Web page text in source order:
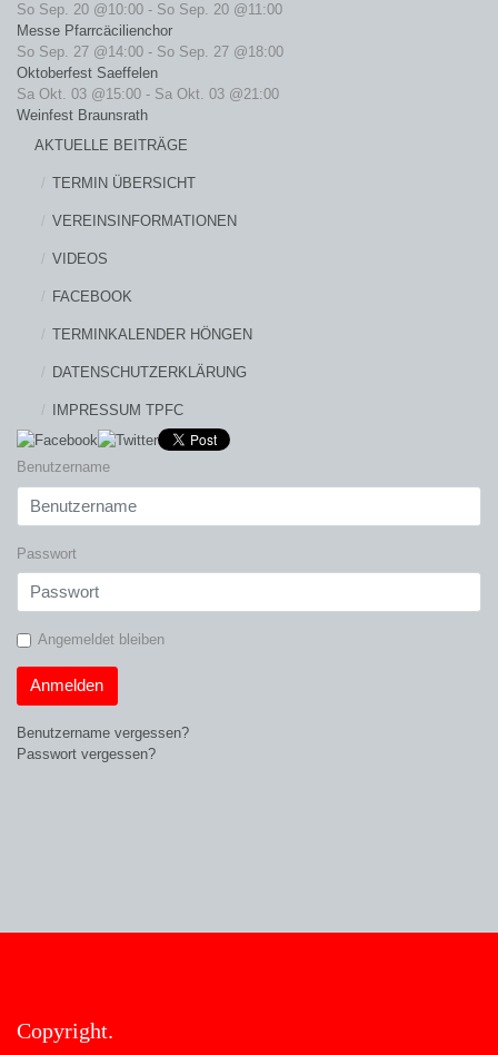
So Sep. 20 @10:00 - So Sep. 20 @11:00
Messe Pfarrcäcilienchor
So Sep. 27 @14:00 - So Sep. 27 @18:00
Oktoberfest Saeffelen
Sa Okt. 03 @15:00 - Sa Okt. 03 @21:00
Weinfest Braunsrath
AKTUELLE BEITRÄGE
TERMIN ÜBERSICHT
VEREINSINFORMATIONEN
VIDEOS
FACEBOOK
TERMINKALENDER HÖNGEN
DATENSCHUTZERKLÄRUNG
IMPRESSUM TPFC
Benutzername
Passwort
Angemeldet bleiben
Anmelden
Benutzername vergessen?
Passwort vergessen?
Copyright